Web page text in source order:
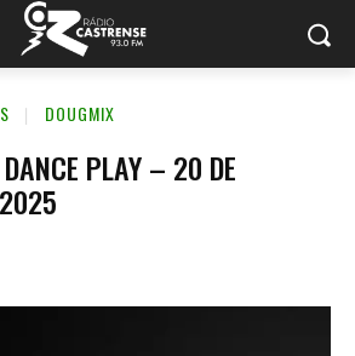
DOUGMIX
PLAY – 20 DE